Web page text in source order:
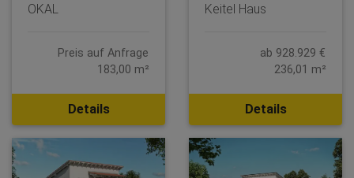
OKAL
Preis auf Anfrage
183,00 m²
Details
Keitel Haus
ab 928.929 €
236,01 m²
Details